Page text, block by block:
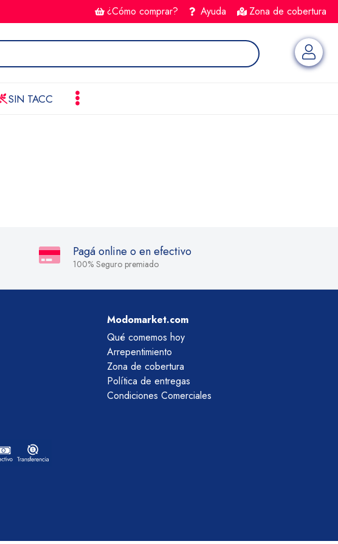
¿Cómo comprar? Ayuda Zona de cobertura
SIN TACC
Pagá online o en efectivo
100% Seguro premiado
Modomarket.com
Qué comemos hoy
Arrepentimiento
Zona de cobertura
Política de entregas
Condiciones Comerciales